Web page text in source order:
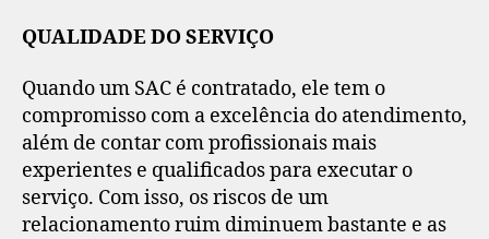
QUALIDADE DO SERVIÇO
Quando um SAC é contratado, ele tem o
compromisso com a excelência do atendimento,
além de contar com profissionais mais
experientes e qualificados para executar o
serviço. Com isso, os riscos de um
relacionamento ruim diminuem bastante e as